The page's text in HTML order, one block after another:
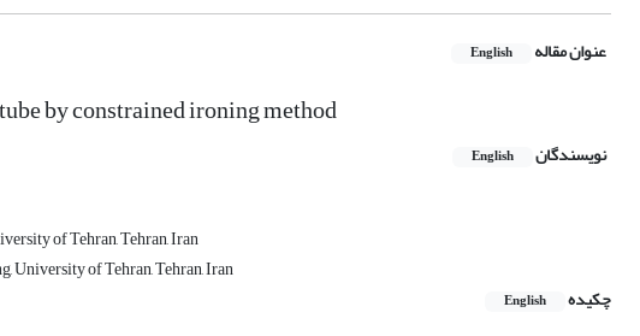
عنوان مقاله English
by constrained ironing method
نویسندگان English
of Tehran, Tehran, Iran
University of Tehran, Tehran, Iran
چکیده
English